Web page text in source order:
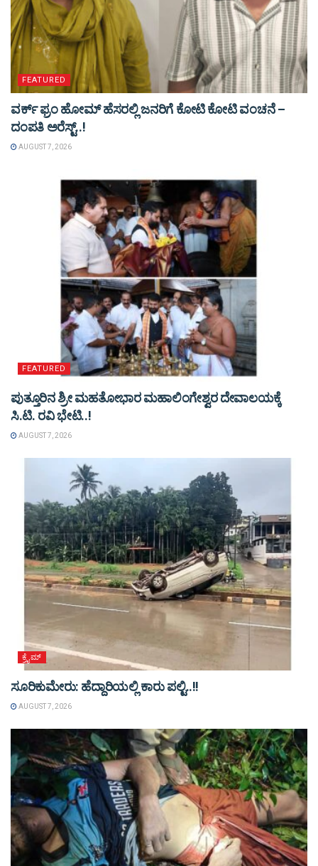
FEATURED
ವರ್ಕ್ ಫ್ರಂ ಹೋಮ್ ಹೆಸರಲ್ಲಿ ಜನರಿಗೆ ಕೋಟಿ ಕೋಟಿ ವಂಚನೆ –
ದಂಪತಿ ಅರೆಸ್ಟ್..!
AUGUST 7, 2026
FEATURED
ಪುತ್ತೂರಿನ ಶ್ರೀ ಮಹತೋಭಾರ ಮಹಾಲಿಂಗೇಶ್ವರ ದೇವಾಲಯಕ್ಕೆ
ಸಿ.ಟಿ. ರವಿ ಭೇಟಿ..!
AUGUST 7, 2026
ಕ್ರೈಮ್
ಸೂರಿಕುಮೇರು: ಹೆದ್ದಾರಿಯಲ್ಲಿ ಕಾರು ಪಲ್ಟಿ..!!
AUGUST 7, 2026